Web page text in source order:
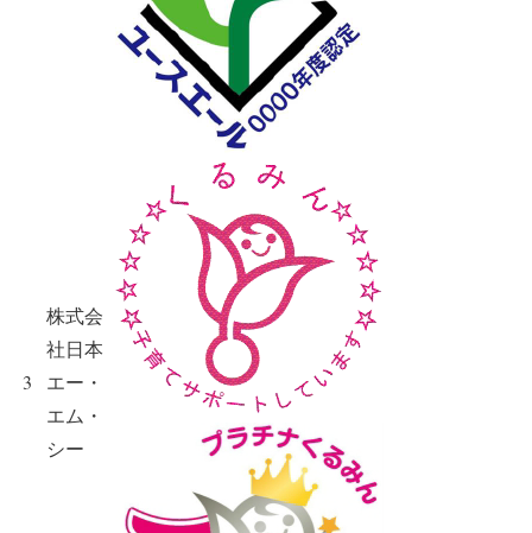
3
株式会
社日本
エー・
エム・
シー